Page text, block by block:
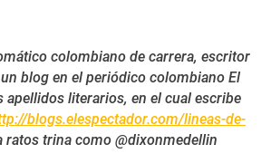
colombiano de carrera, escritor
blog en el periódico colombiano El
apellidos literarios, en el cual escribe
blogs.elespectador.com/lineas-de-
trina como @dixonmedellin